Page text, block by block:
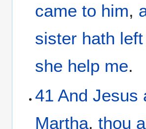
came to him,
sister hath left
she help me.
41 And Jesus
Martha,thou